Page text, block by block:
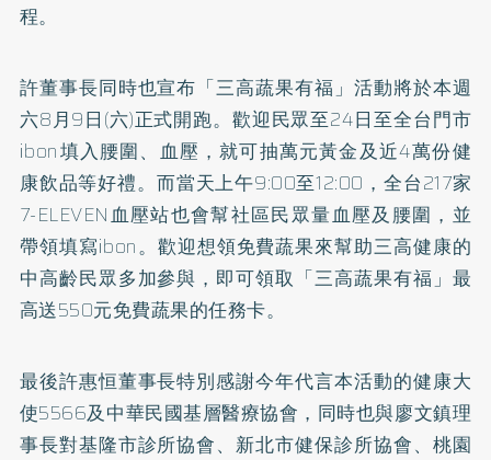
程。
許董事長同時也宣布「三高蔬果有福」活動將於本週
六8月9日(六)正式開跑。歡迎民眾至24日至全台門市
ibon填入腰圍、血壓，就可抽萬元黃金及近4萬份健
康飲品等好禮。而當天上午9:00至12:00，全台217家
7-ELEVEN血壓站也會幫社區民眾量血壓及腰圍，並
帶領填寫ibon。歡迎想領免費蔬果來幫助三高健康的
中高齡民眾多加參與，即可領取「三高蔬果有福」最
高送550元免費蔬果的任務卡。
最後許惠恒董事長特別感謝今年代言本活動的健康大
使5566及中華民國基層醫療協會，同時也與廖文鎮理
事長對基隆市診所協會、新北市健保診所協會、桃園